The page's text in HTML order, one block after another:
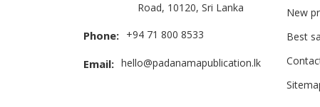
Road, 10120, Sri Lanka
Phone: +94 71 800 8533
Email: hello@padanamapublication.lk
New
Best